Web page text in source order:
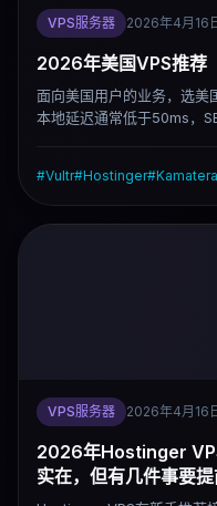
VPS服务器 2026年4月16
2026年美国VPS推荐
面向美国用户的业务，选
本地延迟通常低于50ms，
#Vultr#Hostinger#Kamatera
VPS服务器 2026年4月16
2026年Hostinger
实在，但有几件事要